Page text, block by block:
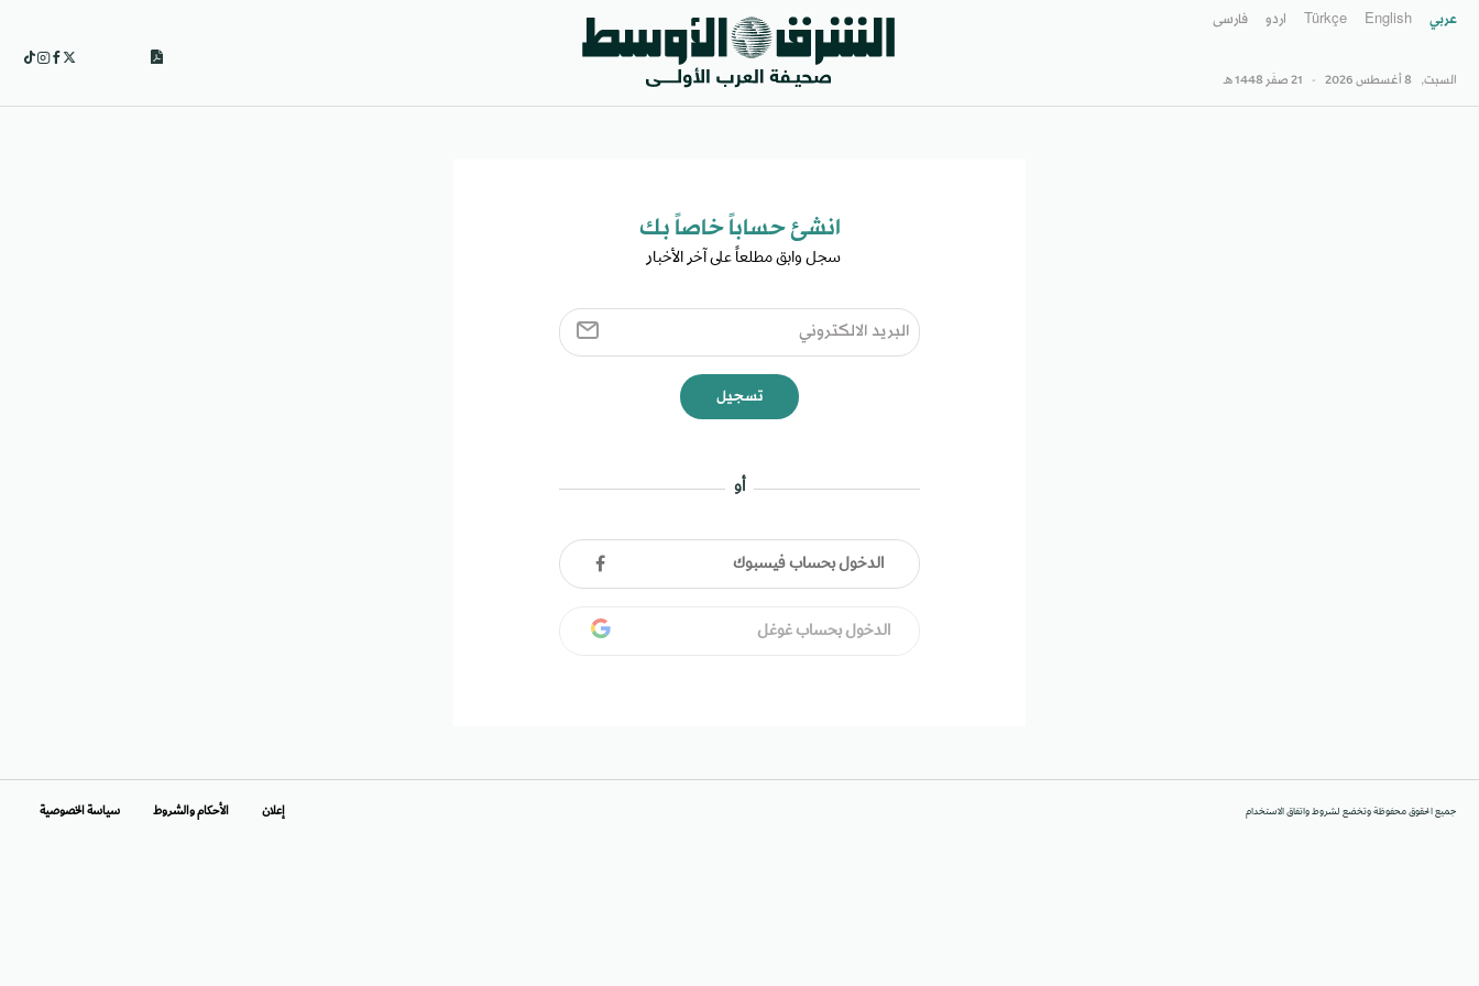
عربي English
Türkçe اردو فارسى
السبت, 8 أغسطس 2026 - 21 صفَر 1448 هـ
انشئ حساباً خاصاً بك​
سجل وابق مطلعاً على آخر الأخبار ​
تسجيل
أو
الدخول بحساب فيسبوك
الدخول بحساب غوغل
جميع الحقوق محفوظة وتخضع لشروط واتفاق الاستخدام إعلان الأحكام والشروط سياسة الخصوصية